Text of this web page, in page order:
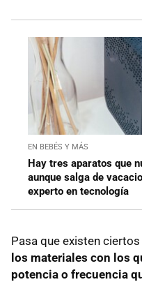
EN BEBÉS Y MÁS
Hay tres aparatos que
aunque salga de
experto en tecnología
Pasa que existen
los materiales con los
potencia o frecuencia